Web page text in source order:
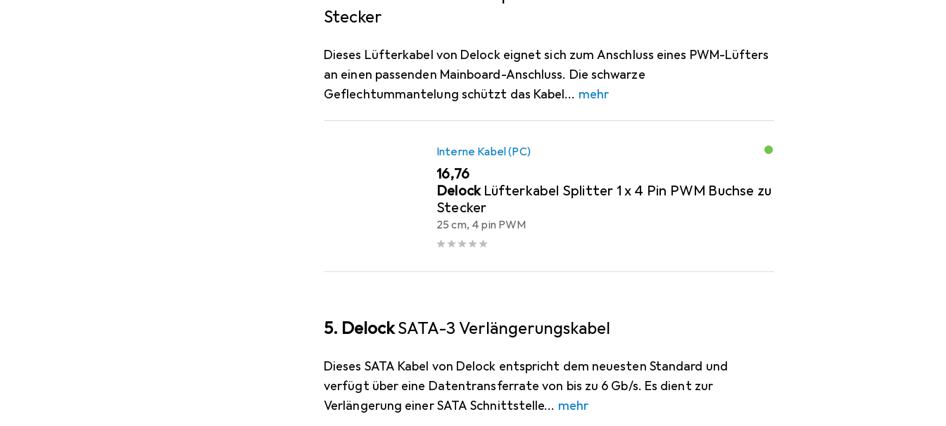
Stecker
Dieses Lüfterkabel von Delock eignet sich zum Anschluss eines PWM-Lüfters
an einen passenden Mainboard-Anschluss. Die schwarze
Geflechtummantelung schützt das Kabel
mehr
Interne Kabel (PC)
EUR
16,76
Delock Lüfterkabel Splitter 1 x 4 Pin PWM Buchse zu
Stecker
25 cm, 4 pin PWM
5. DelockSATA-3 Verlängerungskabel
Dieses SATA Kabel von Delock entspricht dem neuesten Standard und
verfügt über eine Datentransferrate von bis zu 6 Gb/s. Es dient zur
Verlängerung einer SATA Schnittstelle
mehr